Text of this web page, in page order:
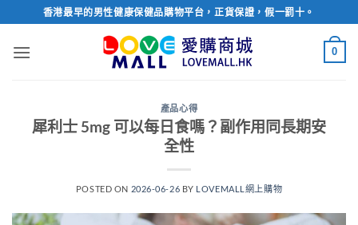
to
content
香港最早的男性健康保健品購物平台，正貨保證，假一罰十。
0
產品心得
犀利士 5mg 可以每日食嗎？副作用同長期安
全性
POSTED ON 2026-06-26 BY LOVEMALL網上購物